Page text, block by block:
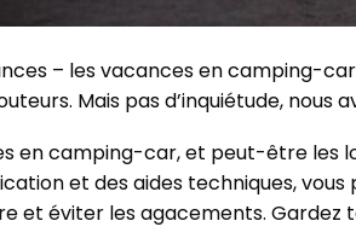
– les vacances en camping-
Mais pas d’inquiétude, nous
en camping-car, et peut-être
et des aides techniques,
et éviter les agacements.